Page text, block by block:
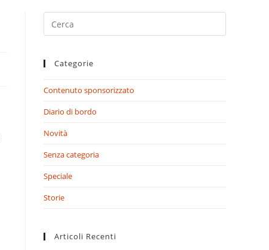
Search
for:
Categorie
Contenuto sponsorizzato
Diario di bordo
Novità
Senza categoria
Speciale
Storie
Articoli Recenti